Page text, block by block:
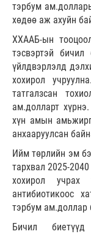
тэрбум
хөдөө аж ахуйн
ХХААБ-ын
тэсвэртэй
үйлдвэрлэлд
хохирол
татгалзсан
ам.долларт
хүн амын
анхааруулсан
Ийм төрлийн эм
тархвал 2025-
хохирол учрах
антибиотикоос
тэрбум ам.доллар
Бичил биетүүд